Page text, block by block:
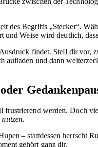
des Begriffs „Stecker“.
und Weise wird deutlich,
findet. Stell dir vor,
aufladen und dann
frustrierend werden. Doch
nutzen.
– stattdessen herrscht
gehört ganz dir.